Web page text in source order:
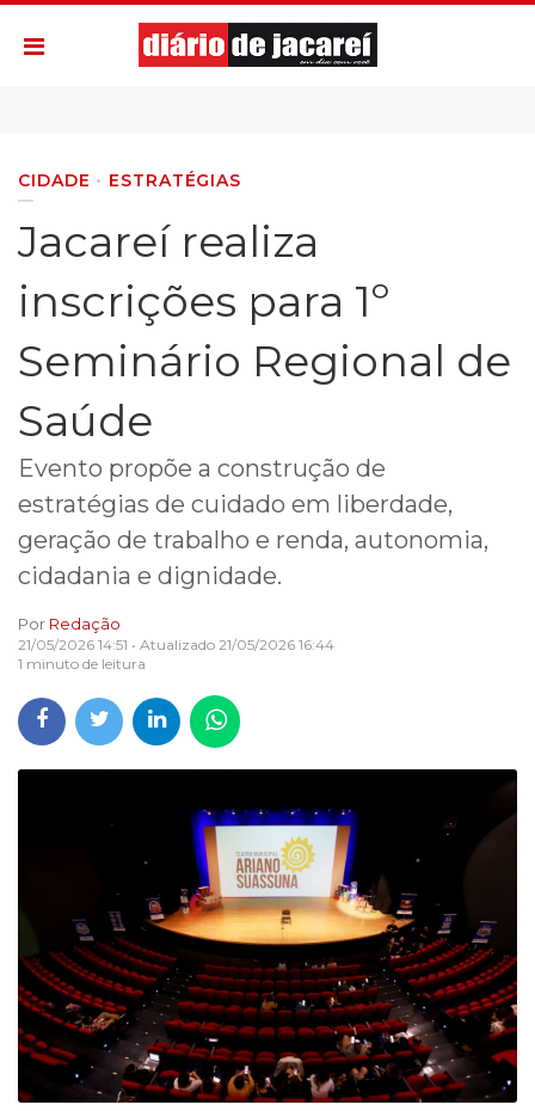
CIDADE ESTRATÉGIAS
Jacareí realiza
inscrições para 1º
Seminário Regional de
Saúde
Evento propõe a construção de
estratégias de cuidado em liberdade,
geração de trabalho e renda, autonomia,
cidadania e dignidade.
Por Redação
21/05/2026 14:51 • Atualizado 21/05/2026 16:44
1 minuto de leitura